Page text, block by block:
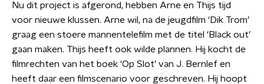
Nu dit project is afgerond, hebben Arne en Thijs tijd
voor nieuwe klussen. Arne wil, na de jeugdfilm ‘Dik Trom’
graag een stoere mannentelefilm met de titel ‘Black out’
gaan maken. Thijs heeft ook wilde plannen. Hij kocht de
filmrechten van het boek ‘Op Slot’ van J. Bernlef en
heeft daar een filmscenario voor geschreven. Hij hoopt